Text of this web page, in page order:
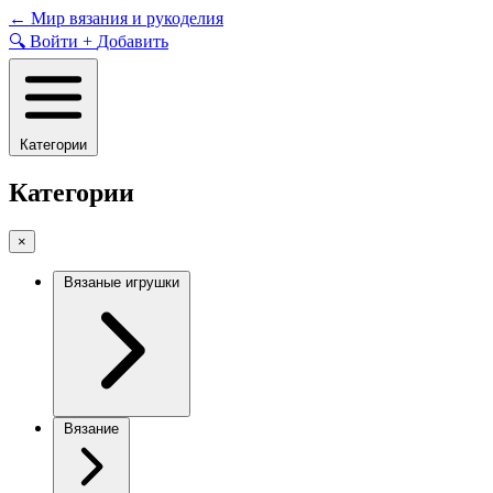
Skip
to
content
← Мир вязания и рукоделия
🔍 Войти + Добавить
Категории
Категории
×
Вязаные игрушки
Вязание